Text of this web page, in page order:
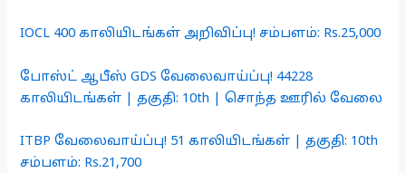
IOCL 400 காலியிடங்கள் அறிவிப்பு! சம்பளம்: Rs.25,000
போஸ்ட் ஆபீஸ் GDS வேலைவாய்ப்பு! 44228
காலியிடங்கள் | தகுதி: 10th | சொந்த ஊரில் வேலை
ITBP வேலைவாய்ப்பு! 51 காலியிடங்கள் | தகுதி: 10th
சம்பளம்: Rs.21,700